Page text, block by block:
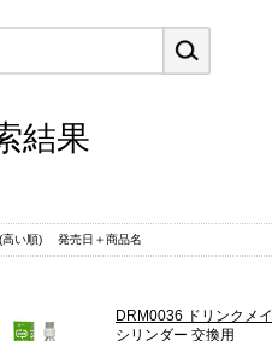
結果
高い順) 発売日＋商品名
DRM0036 ドリンクメ
シリンダー 交換用